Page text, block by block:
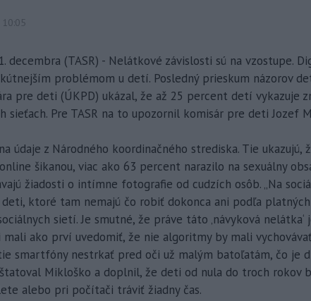
decembra (TASR) - Nelátkové závislosti sú na vzostupe.
problémom u detí. Posledný prieskum názorov
pre deti (ÚKPD) ukázal, že až 25 percent detí vykazuje
sieťach. Pre TASR na to upozornil komisár pre deti Jozef
údaje z Národného koordinačného strediska. Tie
šikanou, viac ako 63 percent narazilo na sexuálny
žiadosti o intímne fotografie od cudzích osôb. „Na
deti, ktoré tam nemajú čo robiť dokonca ani podľa
sietí. Je smutné, že práve táto ‚návyková nelátka‘
mali ako prví uvedomiť, že nie algoritmy by mali
smartfóny nestrkať pred oči už malým batoľatám, čo je
Mikloško a doplnil, že deti od nula do troch rokov
alebo pri počítači tráviť žiadny čas.